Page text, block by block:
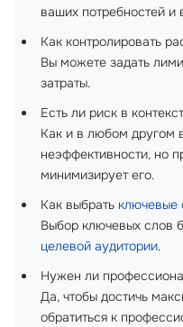
ваших потребностей и
Как контролировать
Вы можете задать
затраты.
Есть ли риск в
Как и в любом другом
неэффективности, но
минимизирует его.
Как выбрать ключевые
Выбор ключевых слов
целевой аудитории.
Нужен ли
Да, чтобы достичь
обратиться к